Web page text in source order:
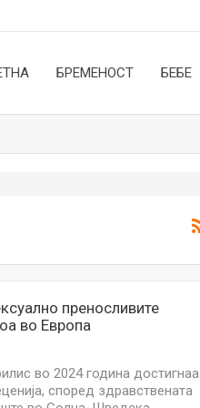
БРЕМЕНОСТ БЕБЕ
преносливите
во Европа
во 2024 година достигнаа
според здравствената